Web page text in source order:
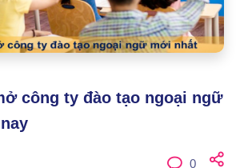
công ty đào tạo ngoại ngữ
0